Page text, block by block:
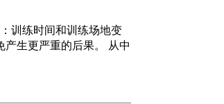
训练时间和训练场地变
生更严重的后果。 从中